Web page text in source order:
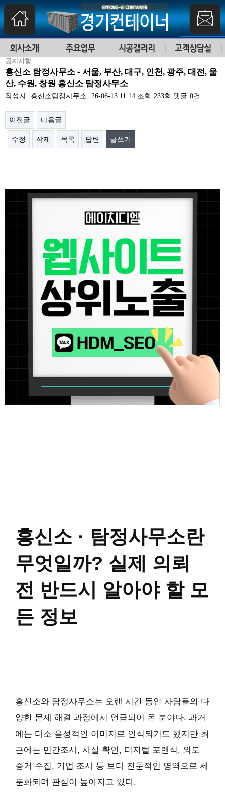
공지사항
흥신소 탐정사무소 - 서울, 부산, 대구, 인천, 광주, 대전, 울
산, 수원, 창원 흥신소 탐정사무소
작성자 흥신소탐정사무소 26-06-13 11:14 조회 233회 댓글 0건
이전글 다음글
수정 삭제 목록 답변 글쓰기
흥신소 · 탐정사무소란
무엇일까? 실제 의뢰
전 반드시 알아야 할 모
든 정보
흥신소와 탐정사무소는 오랜 시간 동안 사람들의 다
양한 문제 해결 과정에서 언급되어 온 분야다. 과거
에는 다소 음성적인 이미지로 인식되기도 했지만 최
근에는 민간조사, 사실 확인, 디지털 포렌식, 외도
증거 수집, 기업 조사 등 보다 전문적인 영역으로 세
분화되며 관심이 높아지고 있다.